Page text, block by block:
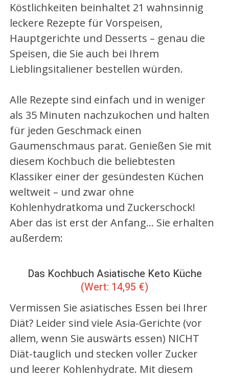
Köstlichkeiten beinhaltet 21 wahnsinnig
leckere Rezepte für Vorspeisen,
Hauptgerichte und Desserts – genau die
Speisen, die Sie auch bei Ihrem
Lieblingsitaliener bestellen würden.
Alle Rezepte sind einfach und in weniger
als 35 Minuten nachzukochen und halten
für jeden Geschmack einen
Gaumenschmaus parat. Genießen Sie mit
diesem Kochbuch die beliebtesten
Klassiker einer der gesündesten Küchen
weltweit – und zwar ohne
Kohlenhydratkoma und Zuckerschock!
Aber das ist erst der Anfang… Sie erhalten
außerdem:
Das Kochbuch Asiatische Keto Küche
(Wert: 14,95 €)
Vermissen Sie asiatisches Essen bei Ihrer
Diät? Leider sind viele Asia-Gerichte (vor
allem, wenn Sie auswärts essen) NICHT
Diät-tauglich und stecken voller Zucker
und leerer Kohlenhydrate. Mit diesem